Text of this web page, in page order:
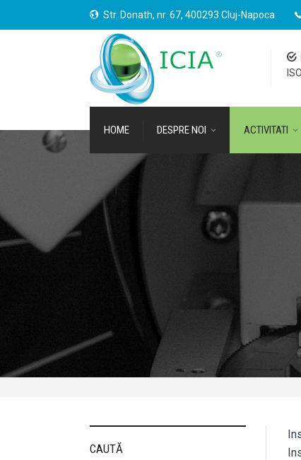
Str. Donath, nr. 67, 400293 Cluj-Napoca
HOME DESPRE NOI ACTIVITATI
CAUTĂ